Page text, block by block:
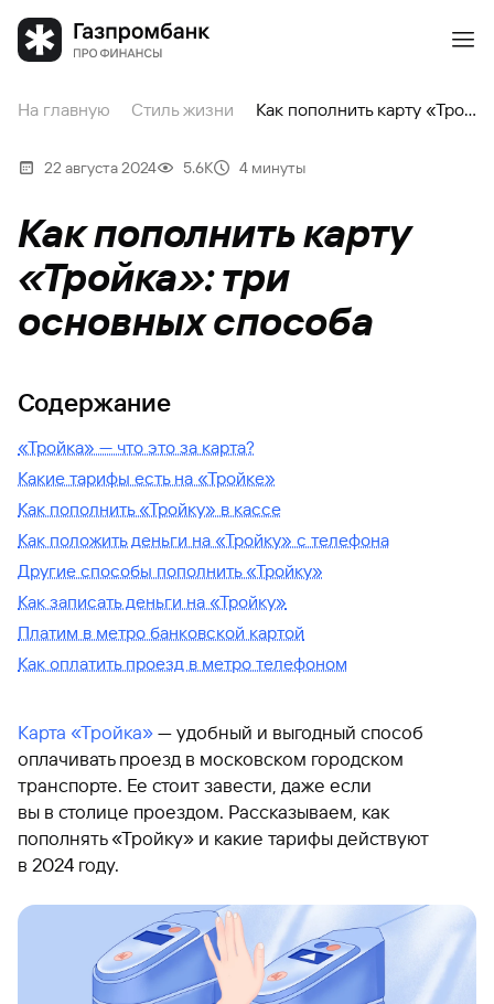
На главную Стиль жизни Как пополнить карту «Тройка»: три основных способа
22 августа 2024 5.6К 4 минуты
Как пополнить карту
«Тройка»: три
основных способа
Содержание
«Тройка» — что это за карта?
Какие тарифы есть на «Тройке»
Как пополнить «Тройку» в кассе
Как положить деньги на «Тройку» с телефона
Другие способы пополнить «Тройку»
Как записать деньги на «Тройку»
Платим в метро банковской картой
Как оплатить проезд в метро телефоном
Карта «Тройка» — удобный и выгодный способ
оплачивать проезд в московском городском
транспорте. Ее стоит завести, даже если
вы в столице проездом. Рассказываем, как
пополнять «Тройку» и какие тарифы действуют
в 2024 году.